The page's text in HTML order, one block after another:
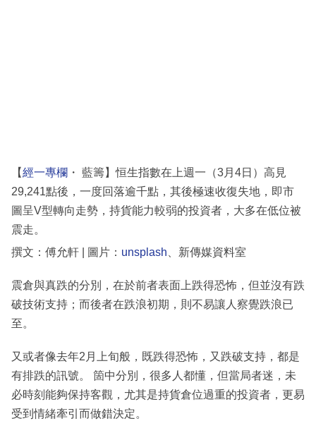
區
【經一專欄 ・ 藍籌】恒生指數在上週一（3月4日）高見
29,241點後，一度回落逾千點，其後極速收復失地，即市
圖呈V型轉向走勢，持貨能力較弱的投資者，大多在低位被
震走。
撰文：傅允軒 | 圖片： unsplash 、新傳媒資料室
震倉與真跌的分別，在於前者表面上跌得恐怖，但並沒有跌
破技術支持；而後者在跌浪初期，則不易讓人察覺跌浪已
至。
又或者像去年2月上旬般，既跌得恐怖，又跌破支持，都是
有排跌的訊號。 箇中分別，很多人都懂，但當局者迷，未
必時刻能夠保持客觀，尤其是持貨倉位過重的投資者，更易
受到情緒牽引而做錯決定。